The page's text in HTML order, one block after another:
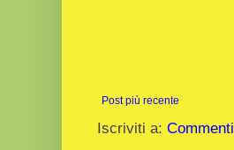
Post più recente
Iscriviti a: